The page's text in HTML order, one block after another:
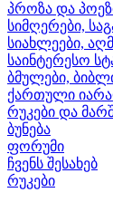
პროზა და
სიმღერები,
სიახლეები,
საინტერესო
ბმულები,
ქართული
რუკები და
ბუნება
ფორუმი
ჩვენს შესახებ
რუკები